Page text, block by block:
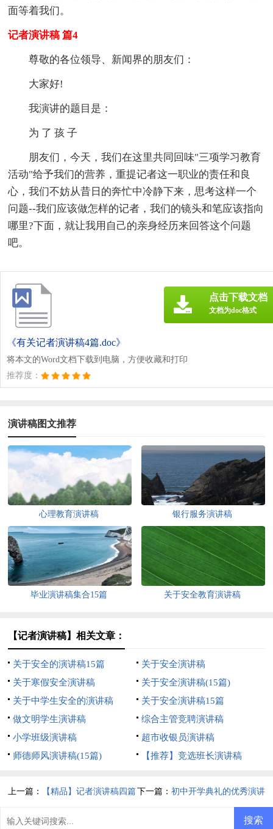
面等着我们。
记者演讲稿 篇4
尊敬的各位领导、新闻界的朋友们：
大家好!
我演讲的题目是：
为 了 孩 子
朋友们，今天，我们在这里共同回味"三项学习教育
活动"给予我们的营养，重提记者这一职业的责任和良
心，我们不妨从昔日的奔忙中冷静下来，思考这样一个
问题--我们应该做怎样的记者，我们的镜头和笔应该指向
哪里?下面，就让我用自己的亲身经历来回答这个问题
吧。
《有关记者演讲稿4篇.doc》
将本文的Word文档下载到电脑，方便收藏和打印
推荐度：
点击下载文档
文档为doc格式
演讲稿图文推荐
心理教育演讲稿 银行服务演讲稿
毕业演讲稿集合15篇 关于安全教育演讲稿
【记者演讲稿】相关文章：
关于安全的演讲稿15篇
关于安全演讲稿
关于寒假安全演讲稿
关于安全演讲稿(15篇)
关于中学生安全的演讲稿
关于安全演讲稿15篇
做文明学生演讲稿
综合主管竞聘演讲稿
小学班级演讲稿
超市收银员演讲稿
师德师风演讲稿(15篇)
【推荐】竞选班长演讲稿
上一篇： 【精品】记者演讲稿四篇下一篇： 初中开学典礼的优秀演讲